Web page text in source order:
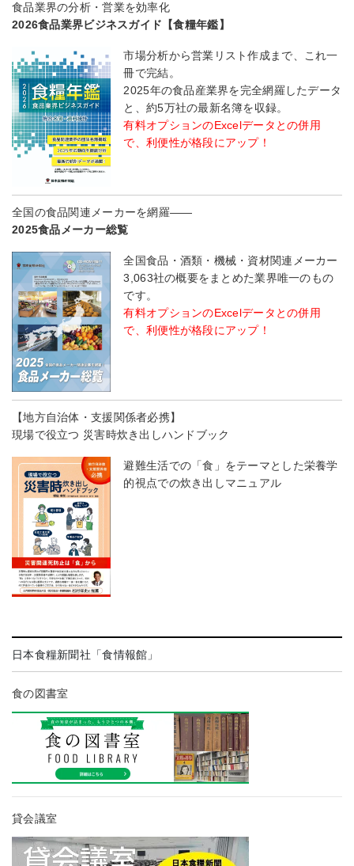
食品業界の分析・営業を効率化
2026食品業界ビジネスガイド【食糧年鑑】
市場分析から営業リスト作成まで、これ一
冊で完結。
2025年の食品産業界を完全網羅したデータ
と、約5万社の最新名簿を収録。
有料オプションのExcelデータとの併用
で、利便性が格段にアップ！
全国の食品関連メーカーを網羅――
2025食品メーカー総覧
全国食品・酒類・機械・資材関連メーカー
3,063社の概要をまとめた業界唯一のもの
です。
有料オプションのExcelデータとの併用
で、利便性が格段にアップ！
【地方自治体・支援関係者必携】
現場で役立つ 災害時炊き出しハンドブック
避難生活での「食」をテーマとした栄養学
的視点での炊き出しマニュアル
日本食糧新聞社「食情報館」
食の図書室
貸会議室